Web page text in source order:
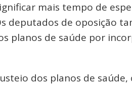
mais tempo de
deputados de oposição
planos de saúde por
dos planos de